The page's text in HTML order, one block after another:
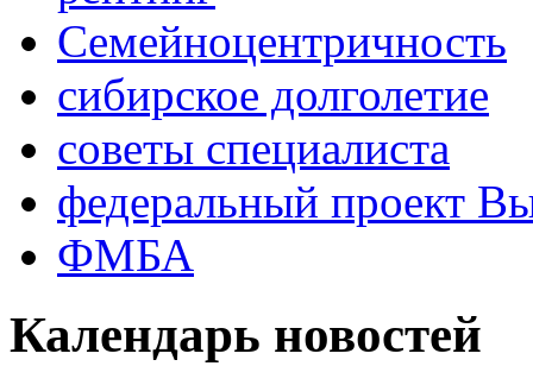
Семейноцентричность
сибирское долголетие
советы специалиста
федеральный проект
ФМБА
Календарь новостей